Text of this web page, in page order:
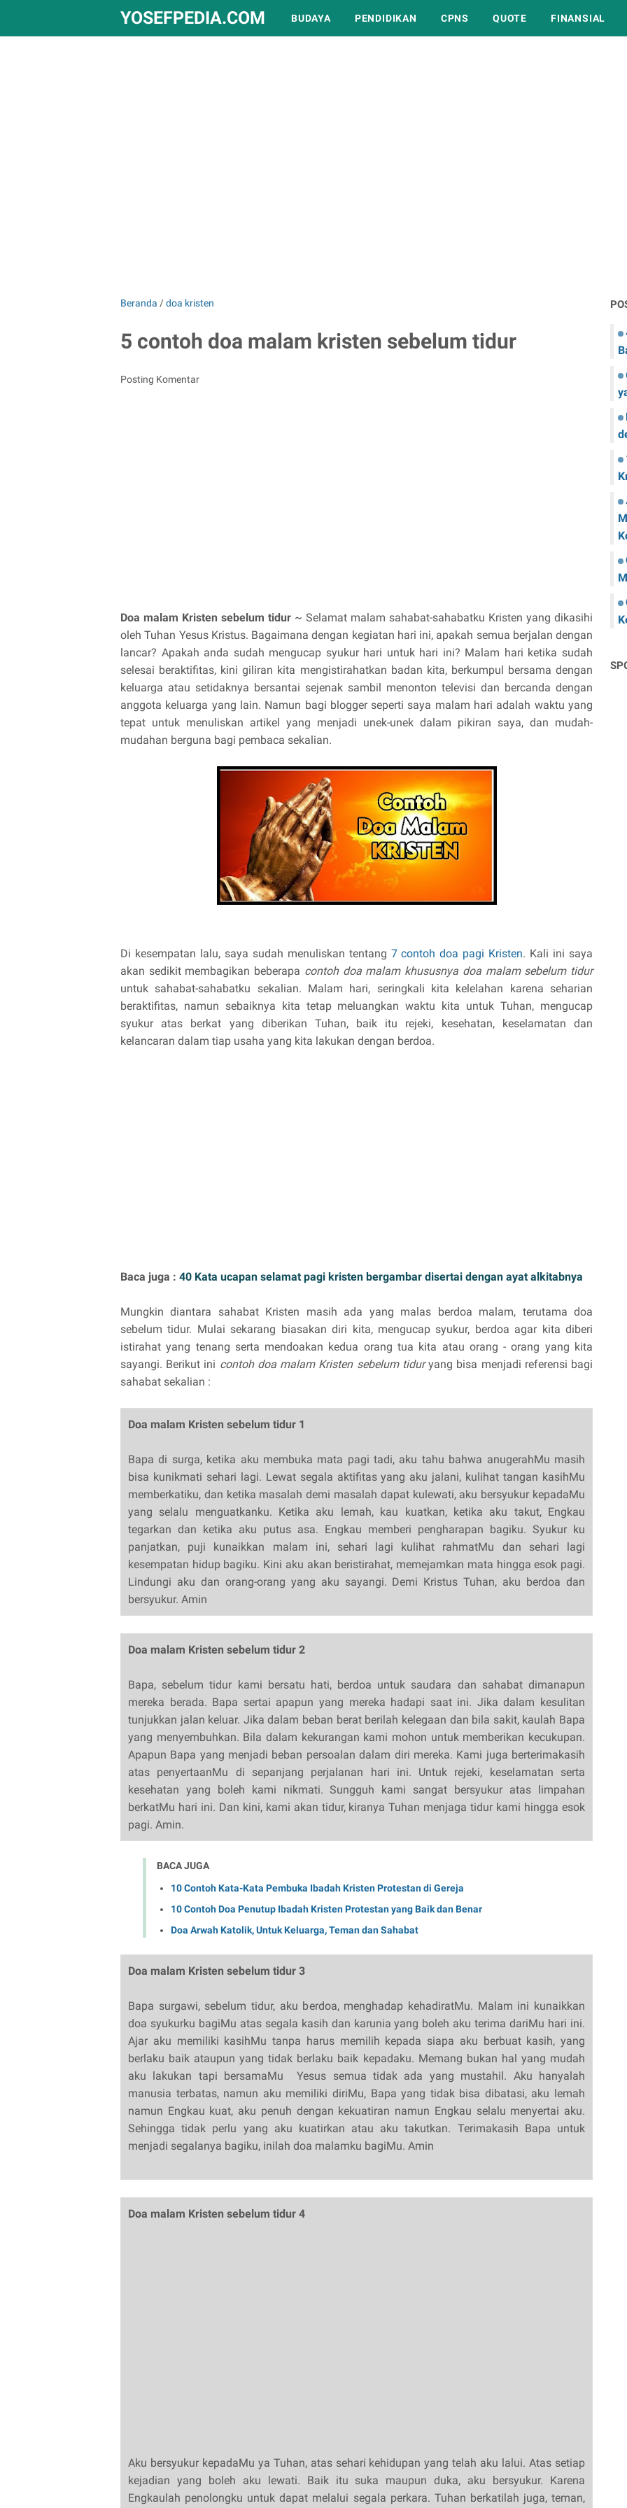
YOSEFPEDIA.COM BUDAYA PENDIDIKAN CPNS QUOTE FINANSIAL
Beranda /doa kristen
5 contoh doa malam kristen sebelum tidur
Posting Komentar
Doa malam Kristen sebelum tidur ~ Selamat malam sahabat-sahabatku Kristen yang dikasihi
oleh Tuhan Yesus Kristus. Bagaimana dengan kegiatan hari ini, apakah semua berjalan dengan
lancar? Apakah anda sudah mengucap syukur hari untuk hari ini? Malam hari ketika sudah
selesai beraktifitas, kini giliran kita mengistirahatkan badan kita, berkumpul bersama dengan
keluarga atau setidaknya bersantai sejenak sambil menonton televisi dan bercanda dengan
anggota keluarga yang lain. Namun bagi blogger seperti saya malam hari adalah waktu yang
tepat untuk menuliskan artikel yang menjadi unek-unek dalam pikiran saya, dan mudah-
mudahan berguna bagi pembaca sekalian.
Di kesempatan lalu, saya sudah menuliskan tentang 7 contoh doa pagi Kristen. Kali ini saya
akan sedikit membagikan beberapa contoh doa malam khususnya doa malam sebelum tidur
untuk sahabat-sahabatku sekalian. Malam hari, seringkali kita kelelahan karena seharian
beraktifitas, namun sebaiknya kita tetap meluangkan waktu kita untuk Tuhan, mengucap
syukur atas berkat yang diberikan Tuhan, baik itu rejeki, kesehatan, keselamatan dan
kelancaran dalam tiap usaha yang kita lakukan dengan berdoa.
Baca juga : 40 Kata ucapan selamat pagi kristen bergambar disertai dengan ayat alkitabnya
Mungkin diantara sahabat Kristen masih ada yang malas berdoa malam, terutama doa
sebelum tidur. Mulai sekarang biasakan diri kita, mengucap syukur, berdoa agar kita diberi
istirahat yang tenang serta mendoakan kedua orang tua kita atau orang - orang yang kita
sayangi. Berikut ini contoh doa malam Kristen sebelum tiduryang bisa menjadi referensi bagi
sahabat sekalian :
Doa malam Kristen sebelum tidur 1
Bapa di surga, ketika aku membuka mata pagi tadi, aku tahu bahwa anugerahMu masih
bisa kunikmati sehari lagi. Lewat segala aktifitas yang aku jalani, kulihat tangan kasihMu
memberkatiku, dan ketika masalah demi masalah dapat kulewati, aku bersyukur kepadaMu
yang selalu menguatkanku. Ketika aku lemah, kau kuatkan, ketika aku takut, Engkau
tegarkan dan ketika aku putus asa. Engkau memberi pengharapan bagiku. Syukur ku
panjatkan, puji kunaikkan malam ini, sehari lagi kulihat rahmatMu dan sehari lagi
kesempatan hidup bagiku. Kini aku akan beristirahat, memejamkan mata hingga esok pagi.
Lindungi aku dan orang-orang yang aku sayangi. Demi Kristus Tuhan, aku berdoa dan
bersyukur. Amin
Doa malam Kristen sebelum tidur 2
Bapa, sebelum tidur kami bersatu hati, berdoa untuk saudara dan sahabat dimanapun
mereka berada. Bapa sertai apapun yang mereka hadapi saat ini. Jika dalam kesulitan
tunjukkan jalan keluar. Jika dalam beban berat berilah kelegaan dan bila sakit, kaulah Bapa
yang menyembuhkan. Bila dalam kekurangan kami mohon untuk memberikan kecukupan.
Apapun Bapa yang menjadi beban persoalan dalam diri mereka. Kami juga berterimakasih
atas penyertaanMu di sepanjang perjalanan hari ini. Untuk rejeki, keselamatan serta
kesehatan yang boleh kami nikmati. Sungguh kami sangat bersyukur atas limpahan
berkatMu hari ini. Dan kini, kami akan tidur, kiranya Tuhan menjaga tidur kami hingga esok
pagi. Amin.
BACA JUGA
10 Contoh Kata-Kata Pembuka Ibadah Kristen Protestan di Gereja
10 Contoh Doa Penutup Ibadah Kristen Protestan yang Baik dan Benar
Doa Arwah Katolik, Untuk Keluarga, Teman dan Sahabat
Doa malam Kristen sebelum tidur 3
Bapa surgawi, sebelum tidur, aku berdoa, menghadap kehadiratMu. Malam ini kunaikkan
doa syukurku bagiMu atas segala kasih dan karunia yang boleh aku terima dariMu hari ini.
Ajar aku memiliki kasihMu tanpa harus memilih kepada siapa aku berbuat kasih, yang
berlaku baik ataupun yang tidak berlaku baik kepadaku. Memang bukan hal yang mudah
aku lakukan tapi bersamaMu Yesus semua tidak ada yang mustahil. Aku hanyalah
manusia terbatas, namun aku memiliki diriMu, Bapa yang tidak bisa dibatasi, aku lemah
namun Engkau kuat, aku penuh dengan kekuatiran namun Engkau selalu menyertai aku.
Sehingga tidak perlu yang aku kuatirkan atau aku takutkan. Terimakasih Bapa untuk
menjadi segalanya bagiku, inilah doa malamku bagiMu. Amin
Doa malam Kristen sebelum tidur 4
Aku bersyukur kepadaMu ya Tuhan, atas sehari kehidupan yang telah aku lalui. Atas setiap
kejadian yang boleh aku lewati. Baik itu suka maupun duka, aku bersyukur. Karena
Engkaulah penolongku untuk dapat melalui segala perkara. Tuhan berkatilah juga, teman,